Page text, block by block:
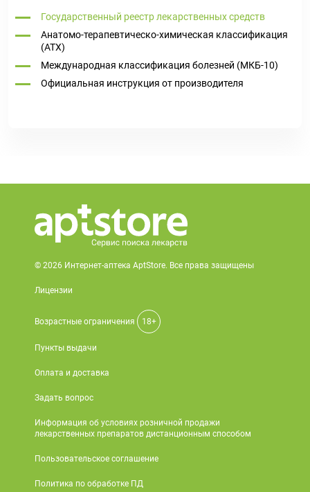
Государственный реестр лекарственных средств
Анатомо-терапевтическо-химическая классификация
(ATX)
Международная классификация болезней (МКБ-10)
Официальная инструкция от производителя
© 2026 Интернет-аптека AptStore. Все права защищены
Лицензии
Возрастные ограничения 18+
Пункты выдачи
Оплата и доставка
Задать вопрос
Информация об условиях розничной продажи
лекарственных препаратов дистанционным способом
Пользовательское соглашение
Политика по обработке ПД